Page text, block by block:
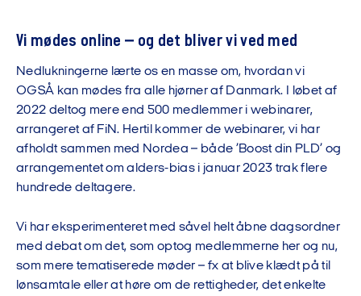
Vi mødes online – og det bliver vi ved med
Nedlukningerne lærte os en masse om, hvordan vi
OGSÅ kan mødes fra alle hjørner af Danmark. I løbet af
2022 deltog mere end 500 medlemmer i webinarer,
arrangeret af FiN. Hertil kommer de webinarer, vi har
afholdt sammen med Nordea – både ’Boost din PLD’ og
arrangementet om alders-bias i januar 2023 trak flere
hundrede deltagere.
Vi har eksperimenteret med såvel helt åbne dagsordner
med debat om det, som optog medlemmerne her og nu,
som mere tematiserede møder – fx at blive klædt på til
lønsamtale eller at høre om de rettigheder, det enkelte